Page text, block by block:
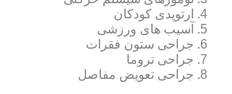
ارتوپدی کودکان
آسیب های ورزشی
جراحی ستون فقرات
جراحی تروما
جراحی تعویض مفاصل